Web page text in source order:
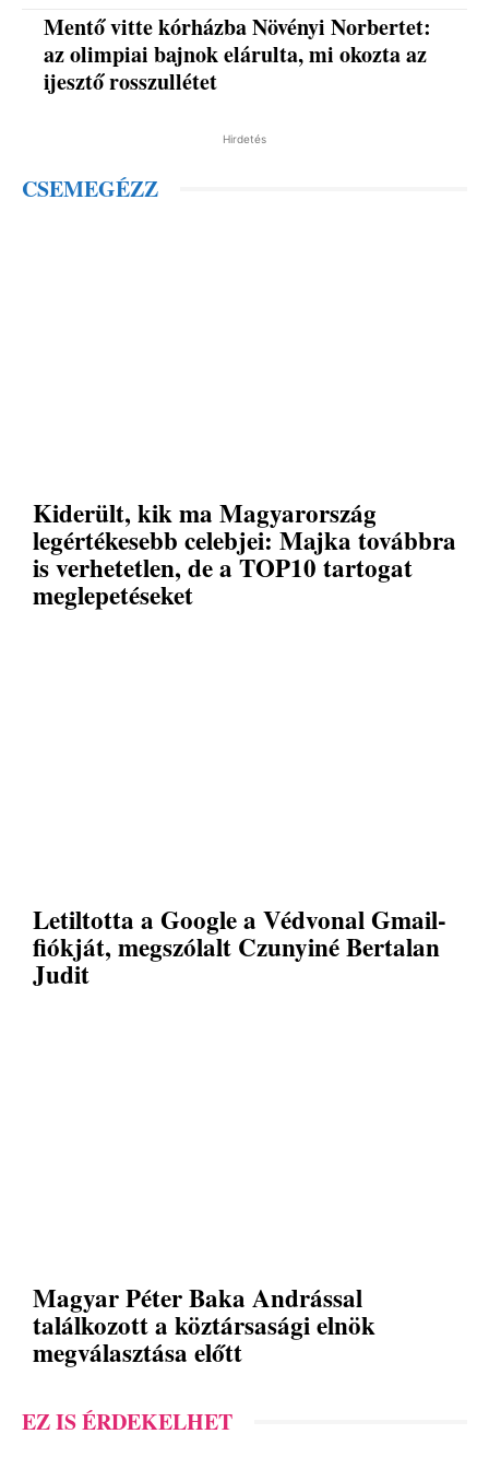
Mentő vitte kórházba Növényi Norbertet:
az olimpiai bajnok elárulta, mi okozta az
ijesztő rosszullétet
Hirdetés
CSEMEGÉZZ
Kiderült, kik ma Magyarország
legértékesebb celebjei: Majka továbbra
is verhetetlen, de a TOP10 tartogat
meglepetéseket
Letiltotta a Google a Védvonal Gmail-
fiókját, megszólalt Czunyiné Bertalan
Judit
Magyar Péter Baka Andrással
találkozott a köztársasági elnök
megválasztása előtt
EZ IS ÉRDEKELHET